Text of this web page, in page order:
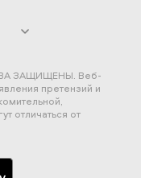
ЗАЩИЩЕНЫ. Веб-
претензий и
отличаться от